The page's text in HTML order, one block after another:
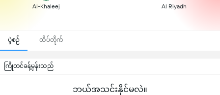
Al-Khaleej Al Riyadh
ပွဲစဉ် ထိပ်တိုက်
ကြိုတင်ခန့်မှန်းသည်
ဘယ်အသင်းနိုင်မလဲ။